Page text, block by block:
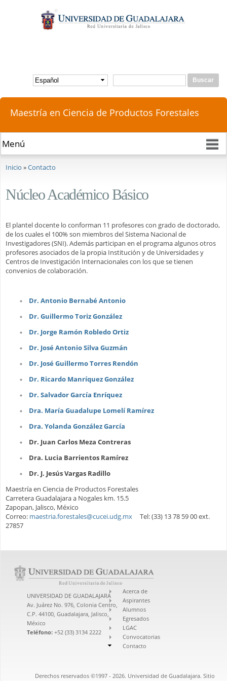
contenido
principal
Formulario de búsqueda
Buscar
Maestría en Ciencia de Productos Forestales
Inicio »Contacto
Núcleo Académico Básico
El plantel docente lo conforman 11 profesores con grado de doctorado,
de los cuales el 100% son miembros del Sistema Nacional de
Investigadores (SNI). Además participan en el programa algunos otros
profesores asociados de la propia Institución y de Universidades y
Centros de Investigación Internacionales con los que se tienen
convenios de colaboración.
Dr. Antonio Bernabé Antonio
Dr. Guillermo Toriz González
Dr. Jorge Ramón Robledo Ortiz
Dr. José Antonio Silva Guzmán
Dr. José Guillermo Torres Rendón
Dr. Ricardo Manríquez González
Dr. Salvador García Enríquez
Dra. María Guadalupe Lomelí Ramírez
Dra. Yolanda González García
Dr. Juan Carlos Meza Contreras
Dra. Lucia Barrientos Ramírez
Dr. J. Jesús Vargas Radillo
Maestría en Ciencia de Productos Forestales
Carretera Guadalajara a Nogales km. 15.5
Zapopan, Jalisco, México
Correo: maestria.forestales@cucei.udg.mx Tel: (33) 13 78 59 00 ext.
27857
UNIVERSIDAD DE GUADALAJARA
Av. Juárez No. 976, Colonia Centro,
C.P. 44100, Guadalajara, Jalisco,
México
Teléfono: +52 (33) 3134 2222
Acerca de
Aspirantes
Alumnos
Egresados
LGAC
Convocatorias
Contacto
Derechos reservados ©1997 - 2026. Universidad de Guadalajara. Sitio